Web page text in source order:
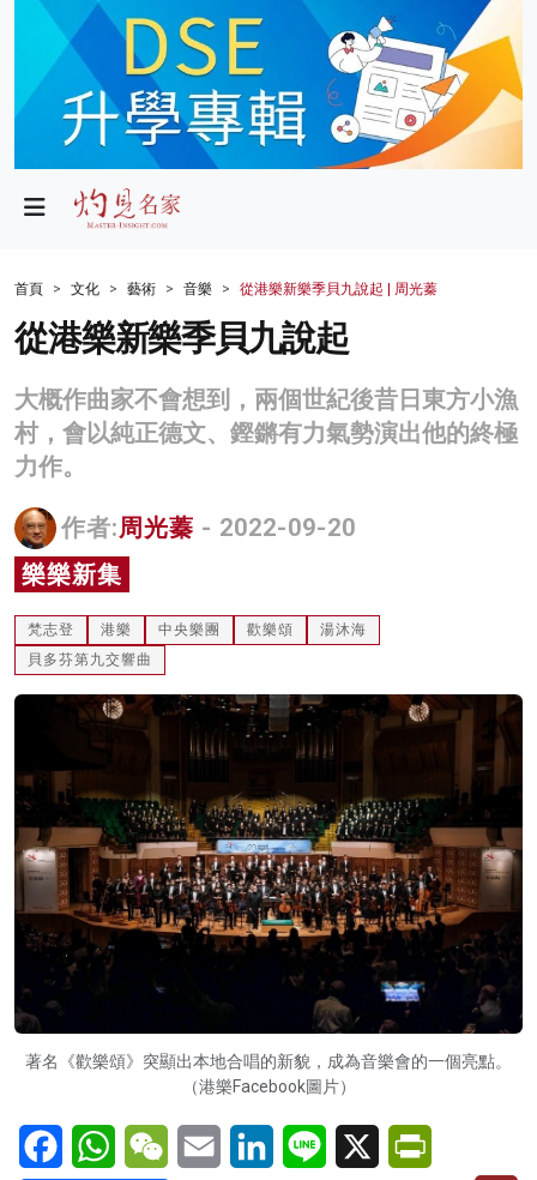
政局
財經
生活
商業
科技
影片
名家榜
灼見活動
關於我們
首頁 文化 藝術 音樂 從港樂新樂季貝九說起 | 周光蓁
從港樂新樂季貝九說起
大概作曲家不會想到，兩個世紀後昔日東方小漁
村，會以純正德文、鏗鏘有力氣勢演出他的終極
力作。
作者:周光蓁 - 2022-09-20
樂樂新集
梵志登 港樂 中央樂團 歡樂頌
湯沐海
貝多芬第九交響曲
著名《歡樂頌》突顯出本地合唱的新貌，成為音樂會的一個亮點。
（港樂Facebook圖片）
FacebookWhatsAppWeChatEmail LinkedInLine X